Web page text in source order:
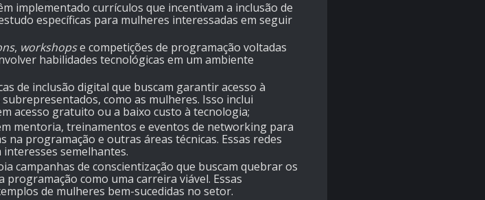
implementado currículos que incentivam a inclusão de
específicas para mulheres interessadas em seguir
, workshopse competições de programação voltadas
habilidades tecnológicas em um ambiente
de inclusão digital que buscam garantir acesso à
como as mulheres. Isso inclui
acesso gratuito ou a baixo custo à tecnologia;
mentoria, treinamentos e eventos de networking para
programação e outras áreas técnicas. Essas redes
semelhantes.
campanhas de conscientização que buscam quebrar os
como uma carreira viável. Essas
de mulheres bem-sucedidas no setor.